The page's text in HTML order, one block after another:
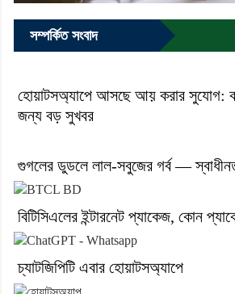
সম্পর্কিত সংবাদ
হোয়াটসঅ্যাপে আসছে আয় করার সুযোগ:
জন্য বড় সুখবর
গুগলের ডুডলে লাল-সবুজের গর্ব —
বিটিসিএলের ইন্টারনেট প্যাকেজ, কোন
চ্যাটজিপিটি এবার হোয়াটসঅ্যাপে